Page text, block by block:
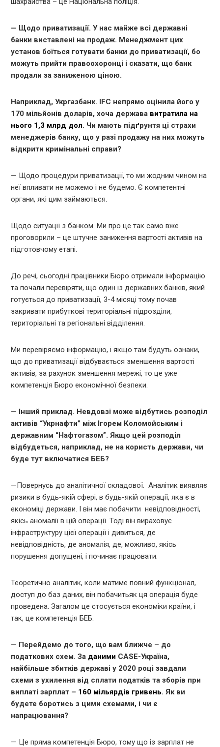
— Щодо приватизації. У нас майже всі державні
банки виставлені на продаж. Менеджмент цих
установ боїться готувати банки до приватизації, бо
можуть прийти правоохоронці і сказати, що банк
продали за заниженою ціною.
Наприклад, Укргазбанк. IFC непрямо оцінила його у
170 мільйонів доларів, хоча держава витратила на
нього 1,3 млрд дол. Чи мають підґрунтя ці страхи
менеджерів банку, що у разі продажу на них можуть
відкрити кримінальні справи?
— Щодо процедури приватизації, то ми жодним чином на
неї впливати не можемо і не будемо. Є компетентні
органи, які цим займаються.
Щодо ситуації з банком. Ми про це так само вже
проговорили – це штучне заниження вартості активів на
підготовчому етапі.
До речі, сьогодні працівники Бюро отримали інформацію
та почали перевіряти, що один із державних банків, який
готується до приватизації, 3-4 місяці тому почав
закривати прибуткові територіальні підрозділи,
територіальні та регіональні відділення.
Ми перевіряємо інформацію, і якщо там будуть ознаки,
що до приватизації відбувається зменшення вартості
активів, за рахунок зменшення мережі, то це уже
компетенція Бюро економічної безпеки.
— Інший приклад. Невдовзі може відбутись розподіл
активів “Укрнафти” між Ігорем Коломойським і
державним “Нафтогазом”. Якщо цей розподіл
відбудеться, наприклад, не на користь держави, чи
буде тут включатися БЕБ?
—Повернусь до аналітичної складової. Аналітик виявляє
ризики в будь-якій сфері, в будь-якій операції, яка є в
економіці держави. І він має побачити невідповідності,
якісь аномалії в цій операції. Тоді він вираховує
інфраструктуру цієї операції і дивиться, де
невідповідність, де аномалія, де, можливо, якісь
порушення допущені, і починає працювати.
Теоретично аналітик, коли матиме повний функціонал,
доступ до баз даних, він побачитьяк ця операція буде
проведена. Загалом це стосується економіки країни, і
так, це компетенція БЕБ.
— Перейдемо до того, що вам ближче – до
податкових схем. За даними CASE-Україна,
найбільше збитків державі у 2020 році завдали
схеми з ухилення від сплати податків та зборів при
виплаті зарплат – 160 мільярдів гривень. Як ви
будете боротись з цими схемами, і чи є
напрацювання?
— Це пряма компетенція Бюро, тому що із зарплат не